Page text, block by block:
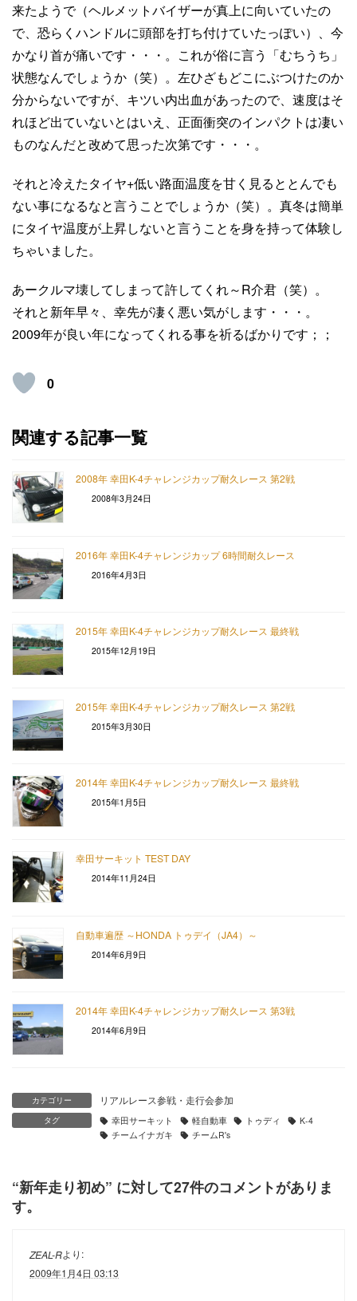
来たようで（ヘルメットバイザーが真上に向いていたの
で、恐らくハンドルに頭部を打ち付けていたっぽい）、今
かなり首が痛いです・・・。これが俗に言う「むちうち」
状態なんでしょうか（笑）。左ひざもどこにぶつけたのか
分からないですが、キツい内出血があったので、速度はそ
れほど出ていないとはいえ、正面衝突のインパクトは凄い
ものなんだと改めて思った次第です・・・。
それと冷えたタイヤ+低い路面温度を甘く見るととんでも
ない事になるなと言うことでしょうか（笑）。真冬は簡単
にタイヤ温度が上昇しないと言うことを身を持って体験し
ちゃいました。
あークルマ壊してしまって許してくれ～R介君（笑）。
それと新年早々、幸先が凄く悪い気がします・・・。
2009年が良い年になってくれる事を祈るばかりです；；
0
関連する記事一覧
2008年 幸田K-4チャレンジカップ耐久レース 第2戦
2008年3月24日
2016年 幸田K-4チャレンジカップ 6時間耐久レース
2016年4月3日
2015年 幸田K-4チャレンジカップ耐久レース 最終戦
2015年12月19日
2015年 幸田K-4チャレンジカップ耐久レース 第2戦
2015年3月30日
2014年 幸田K-4チャレンジカップ耐久レース 最終戦
2015年1月5日
幸田サーキット TEST DAY
2014年11月24日
自動車遍歴 ～HONDA トゥデイ（JA4）～
2014年6月9日
2014年 幸田K-4チャレンジカップ耐久レース 第3戦
2014年6月9日
カテゴリー リアルレース参戦・走行会参加
タグ 幸田サーキット 軽自動車 トゥディ
K-4
チームイナガキ
チームR's
“新年走り初め” に対して27件のコメントがありま
す。
ZEAL-Rより:
2009年1月4日 03:13